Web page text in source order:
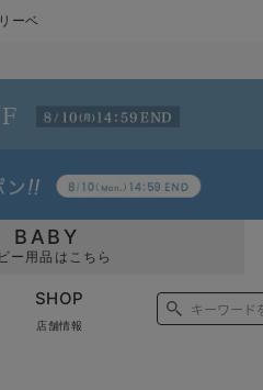
ーベ
BABY
ー用品はこちら
SHOP
店舗情報